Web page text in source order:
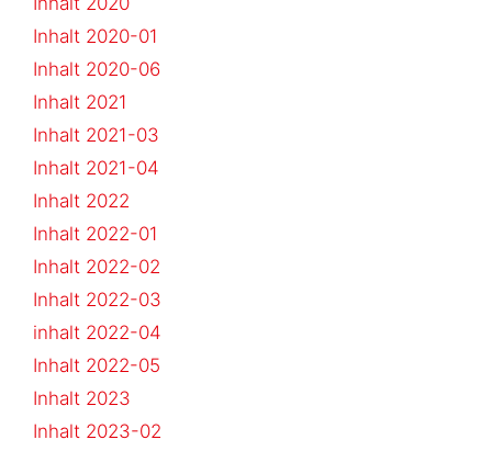
Inhalt 2020-01
Inhalt 2020-06
Inhalt 2021
Inhalt 2021-03
Inhalt 2021-04
Inhalt 2022
Inhalt 2022-01
Inhalt 2022-02
Inhalt 2022-03
inhalt 2022-04
Inhalt 2022-05
Inhalt 2023
Inhalt 2023-02